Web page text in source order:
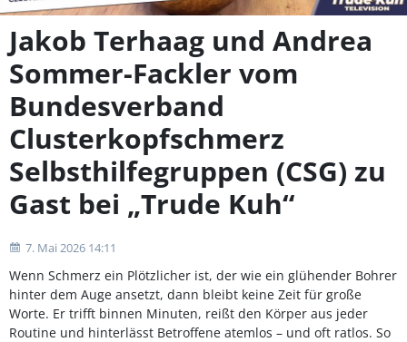
Jakob Terhaag und Andrea
Sommer-Fackler vom
Bundesverband
Clusterkopfschmerz
Selbsthilfegruppen (CSG) zu
Gast bei „Trude Kuh“
7. Mai 2026 14:11
Wenn Schmerz ein Plötzlicher ist, der wie ein glühender Bohrer
hinter dem Auge ansetzt, dann bleibt keine Zeit für große
Worte. Er trifft binnen Minuten, reißt den Körper aus jeder
Routine und hinterlässt Betroffene atemlos – und oft ratlos. So